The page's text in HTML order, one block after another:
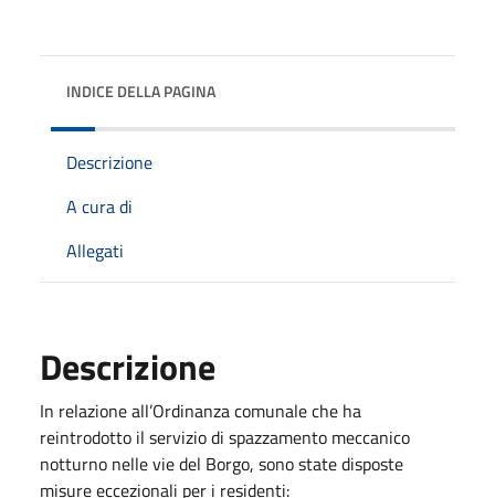
INDICE DELLA PAGINA
Descrizione
A cura di
Allegati
Descrizione
In relazione all’Ordinanza comunale che ha
reintrodotto il servizio di spazzamento meccanico
notturno nelle vie del Borgo, sono state disposte
misure eccezionali per i residenti: